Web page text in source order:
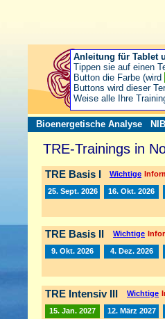
Bioenergetische Analyse
TRE-Trainings in
TRE Basis I Wichtige
25. Sept. 2026 16. Okt. 2026
TRE Basis II Wichtige
9. Okt. 2026 4. Dez. 2026
TRE Intensiv III Wichtige
15. Jan. 2027 12. März 2027
Anleitung für Tablet
Tippen sie auf einen
Button die Farbe (wird
Buttons wird dieser
Weise alle Ihre